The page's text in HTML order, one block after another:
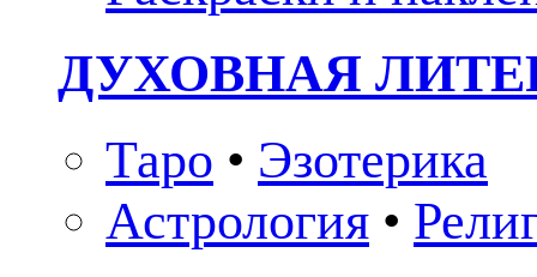
ДУХОВНАЯ
Таро • Эзотерика
Астрология •